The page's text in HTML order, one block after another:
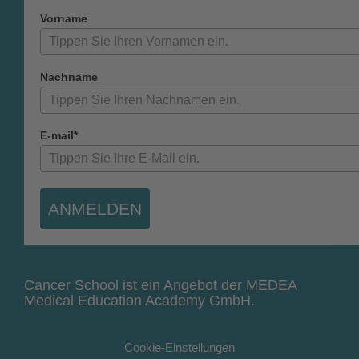
Vorname
Nachname
E-mail*
ANMELDEN
Cancer School ist ein Angebot der MEDEA
Medical Education Academy GmbH.
Cookie-Einstellungen